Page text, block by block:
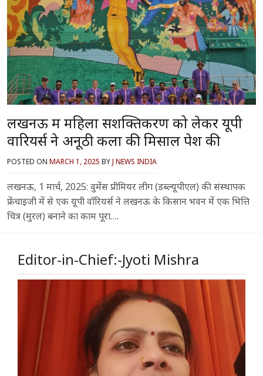
लखनऊ में महिला सशक्तिकरण को लेकर यूपी
वारियर्स ने अनूठी कला की मिसाल पेश की
POSTED ON MARCH 1, 2025 BYJ NEWS INDIA
लखनऊ, 1 मार्च, 2025: वुमेंस प्रीमियर लीग (डब्ल्यूपीएल) की संस्थापक
फ्रेंचाइजी में से एक यूपी वॉरियर्स ने लखनऊ के किसान भवन में एक भित्ति
चित्र (मुरल) बनाने का काम पूरा….
Editor-in-Chief:-Jyoti Mishra